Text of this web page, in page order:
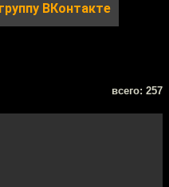
группу ВКонтакте
всего: 257